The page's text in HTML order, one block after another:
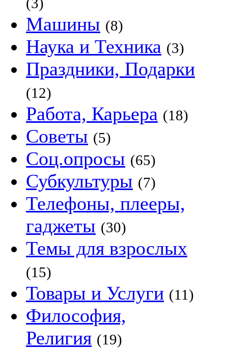
Машины (8)
Наука и Техника (3)
Праздники, Подарки
(12)
Работа, Карьера (18)
Советы (5)
Соц.опросы (65)
Субкультуры (7)
Телефоны, плееры,
гаджеты (30)
Темы для взрослых
(15)
Товары и Услуги (11)
Философия,
Религия (19)